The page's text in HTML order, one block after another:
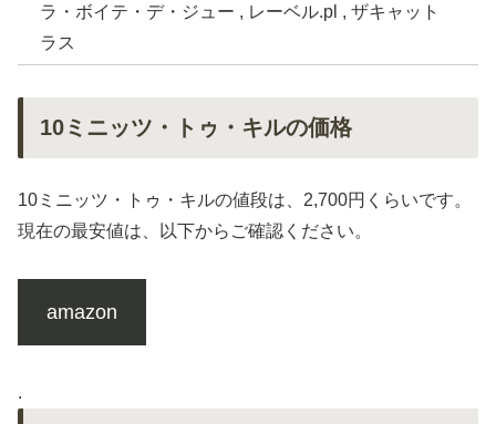
ラ・ボイテ・デ・ジュー , レーベル.pl , ザキャット
ラス
10ミニッツ・トゥ・キルの価格
10ミニッツ・トゥ・キルの値段は、2,700円くらいです。
現在の最安値は、以下からご確認ください。
amazon
.